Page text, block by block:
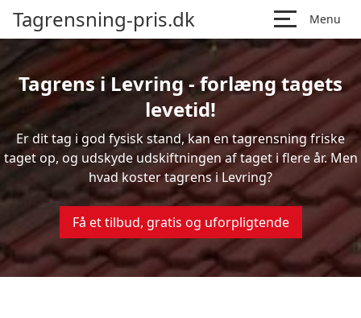
Tagrensning-pris.dk Menu
Tagrens i Levring - forlæng tagets
levetid!
Er dit tag i god fysisk stand, kan en tagrensning friske
taget op, og udskyde udskiftningen af taget i flere år. Men
hvad koster tagrens i Levring?
Få et tilbud, gratis og uforpligtende